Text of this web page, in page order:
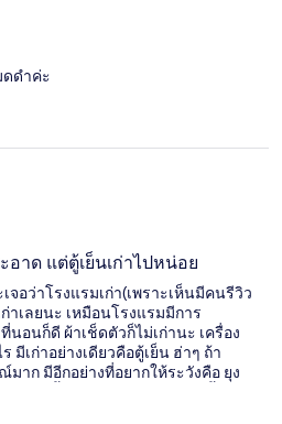
ดำค่ะ
อาด แต่ตู้เย็นเก่าไปหน่อย
อว่าโรงแรมเก่า(เพราะเห็นมีคนรีวิว
าเลยนะ เหมือนโรงแรมมีการ
นอนก็ดี ผ้าเช็ดตัวก็ไม่เก่านะ เครื่อง
มีเก่าอย่างเดียวคือตู้เย็น ฮ่าๆ ถ้า
าก มีอีกอย่างที่อยากให้ระวังคือ ยุง
ะเบียงทิ้งไว้เชียว ส่วนสระว่ายน้ำคือดี
ามถนนสองเลขไปก็เจอหาดทราย